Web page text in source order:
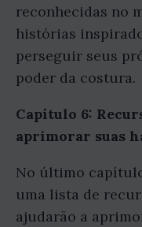
reconhecidas no
histórias
perseguir seus
poder da costura.
Capítulo 6:
aprimorar suas
No último
uma lista de
ajudarão a